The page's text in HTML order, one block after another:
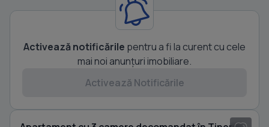
Activează notificările pentru a fi la curent cu cele
mai noi anunțuri imobiliare.
Activează Notificările